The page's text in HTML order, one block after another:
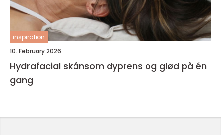
inspiration
10. February 2026
Hydrafacial skånsom dyprens og glød på én
gang